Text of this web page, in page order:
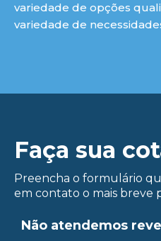
variedade de opções
variedade de
Faça sua
Preencha o formulário
em contato o mais breve
Não atendemos